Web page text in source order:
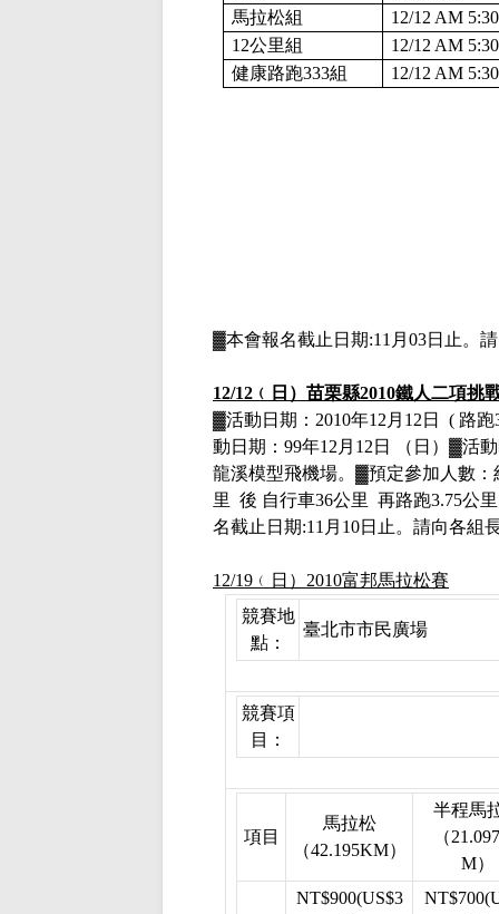
馬拉松組
12/12 AM 5:30
12公里組
12/12 AM 5:30
健康路跑333組 12/12 AM 5:30
▓本會報名截止日期:11月03日止 。
12/12 ﹙日） 苗栗縣2010鐵人二項挑
▓活動日期： 2010年12 月 12 日 ( 路跑
動日期： 99年12 月 12 日 （日） ▓活
龍溪模型飛機場。 ▓預定參加人數：
里 後 自行車36公里 再路跑3.75公
名截止日期:11 月 10日止。請向各組
12/19 ﹙日） 2010富邦馬拉松賽
競賽地
點：
臺北市市民廣場
競賽項
目：
項目
馬拉松
（42.195KM）
半程馬
（
M）
NT$900(US$3